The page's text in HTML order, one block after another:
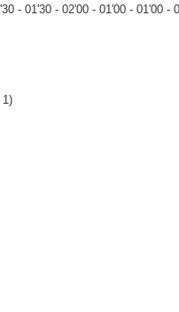
- 01'30 - 02'00 - 01'00 - 01'00 -
1)